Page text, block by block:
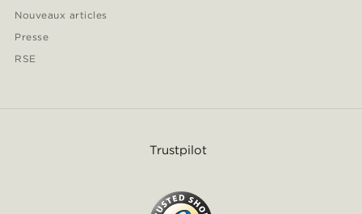
Nouveaux articles
Presse
RSE
Trustpilot